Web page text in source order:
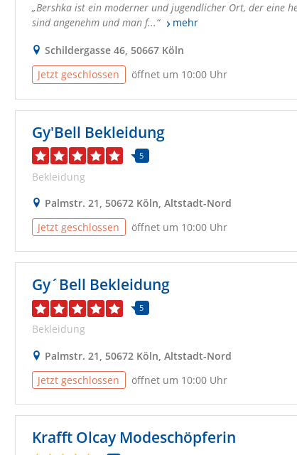
Bershka ist ein moderner und jugendlicher Ort, der eine
sind angenehm und man f...
mehr
Schildergasse 46, 50667 Köln
Jetzt geschlossen
öffnet um 10:00 Uhr
Gy'Bell Bekleidung
5
Bekleidung
Palmstr. 21, 50672 Köln, Altstadt-Nord
Jetzt geschlossen
öffnet um 10:00 Uhr
Gy´Bell Bekleidung
5
Bekleidung
Palmstr. 21, 50672 Köln, Altstadt-Nord
Jetzt geschlossen
öffnet um 10:00 Uhr
Krafft Olcay Modeschöpferin